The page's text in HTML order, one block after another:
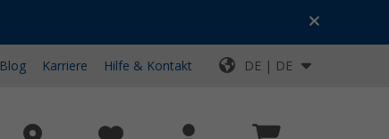
Top-Deals für dein Abenteuer!
Blog Karriere Hilfe & Kontakt DE | DE